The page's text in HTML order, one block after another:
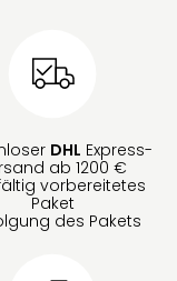
DHL Express-
ab 1200 €
vorbereitetes
Paket
des Pakets